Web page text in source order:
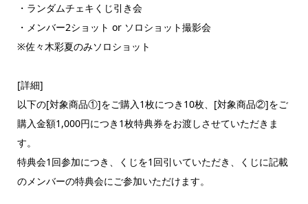
・ランダムチェキくじ引き会
・メンバー2ショット or ソロショット撮影会
※佐々木彩夏のみソロショット
[詳細]
以下の[対象商品①]をご購入1枚につき10枚、[対象商品②]をご
購入金額1,000円につき1枚特典券をお渡しさせていただきま
す。
特典会1回参加につき、くじを1回引いていただき、くじに記載
のメンバーの特典会にご参加いただけます。